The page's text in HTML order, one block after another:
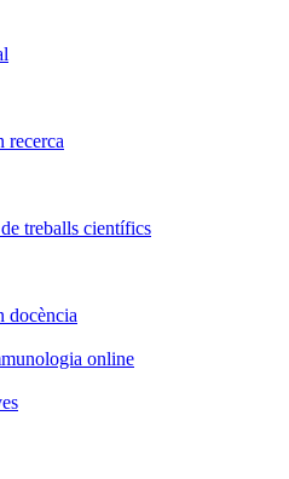
recerca
treballs científics
docència
online